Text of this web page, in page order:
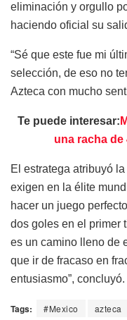
eliminación y orgullo
haciendo oficial su
“Sé que este fue mi
selección, de eso no
Azteca con mucho
Te puede interesar:
una racha
El estratega atribuyó
exigen en la élite
hacer un juego
dos goles en el primer
es un camino lleno de
que ir de fracaso en
entusiasmo”, concluyó.
Tags: #Mexico azteca